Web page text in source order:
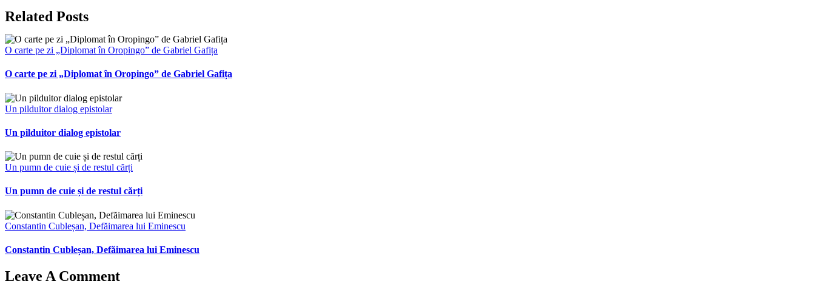
Related Posts
O carte pe zi „Diplomat în Oropingo” de Gabriel Gafița
O carte pe zi „Diplomat în Oropingo” de Gabriel Gafița
Un pilduitor dialog epistolar
Un pilduitor dialog epistolar
Un pumn de cuie și de restul cărți
Un pumn de cuie și de restul cărți
Constantin Cubleșan, Defăimarea lui Eminescu
Constantin Cubleșan, Defăimarea lui Eminescu
Leave A Comment